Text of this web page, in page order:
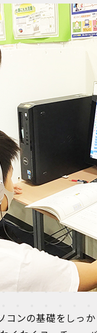
ンの基礎をしっ